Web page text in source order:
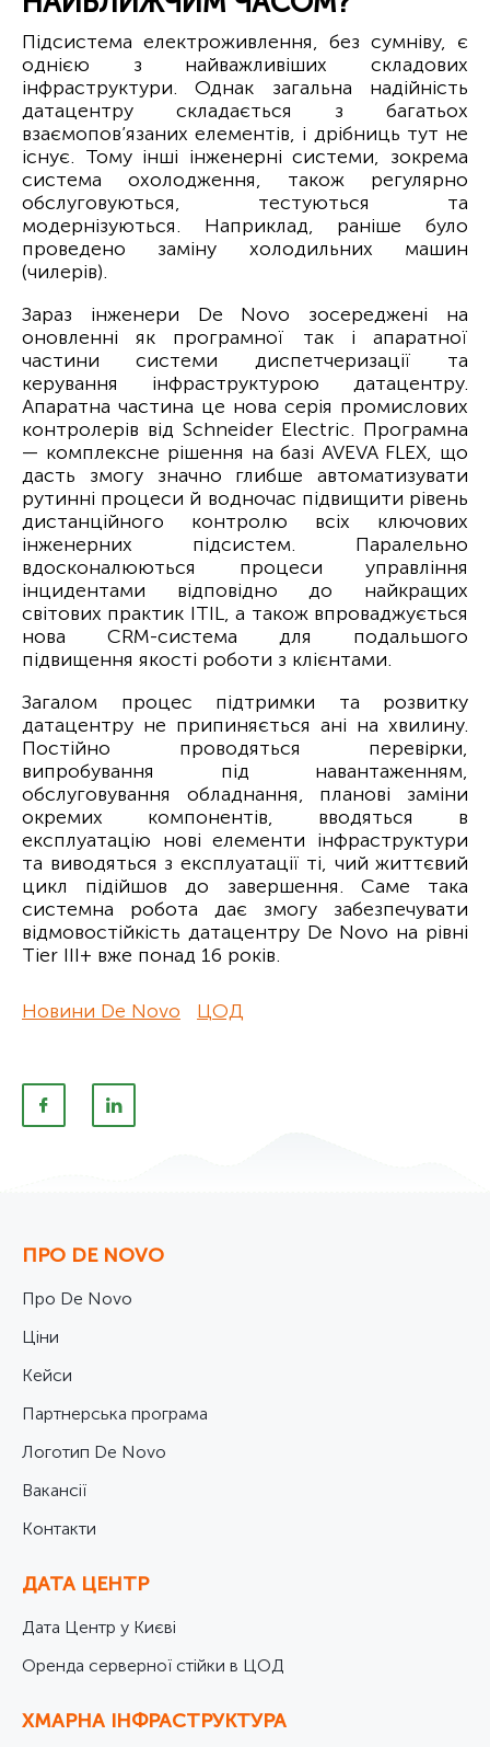
Підсистема електроживлення, без сумніву, є
однією з найважливіших складових
інфраструктури. Однак загальна надійність
датацентру складається з багатьох
взаємопов’язаних елементів, і дрібниць тут не
існує. Тому інші інженерні системи, зокрема
система охолодження, також регулярно
обслуговуються, тестуються та
модернізуються. Наприклад, раніше було
проведено заміну холодильних машин
(чилерів).
Зараз інженери De Novo зосереджені на
оновленні як програмної так і апаратної
частини системи диспетчеризації та
керування інфраструктурою датацентру.
Апаратна частина це нова серія промислових
контролерів від Schneider Electric. Програмна
— комплексне рішення на базі AVEVA FLEX, що
дасть змогу значно глибше автоматизувати
рутинні процеси й водночас підвищити рівень
дистанційного контролю всіх ключових
інженерних підсистем. Паралельно
вдосконалюються процеси управління
інцидентами відповідно до найкращих
світових практик ITIL, а також впроваджується
нова CRM-система для подальшого
підвищення якості роботи з клієнтами.
Загалом процес підтримки та розвитку
датацентру не припиняється ані на хвилину.
Постійно проводяться перевірки,
випробування під навантаженням,
обслуговування обладнання, планові заміни
окремих компонентів, вводяться в
експлуатацію нові елементи інфраструктури
та виводяться з експлуатації ті, чий життєвий
цикл підійшов до завершення. Саме така
системна робота дає змогу забезпечувати
відмовостійкість датацентру De Novo на рівні
Tier III+ вже понад 16 років.
Новини De Novo ЦОД
ПРО DE NOVO
Про De Novo
Ціни
Кейси
Партнерська програма
Логотип De Novo
Вакансії
Контакти
ДАТА ЦЕНТР
Дата Центр у Києві
Оренда серверної стійки в ЦОД
ХМАРНА ІНФРАСТРУКТУРА